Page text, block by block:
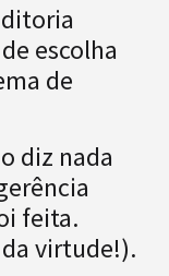
escolha
de
diz nada
feita.
virtude!).